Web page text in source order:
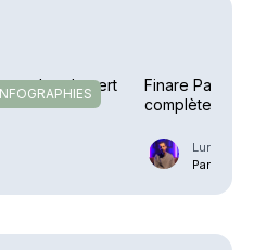
dans le vert
Finare
complète la
Lundi 20
Par